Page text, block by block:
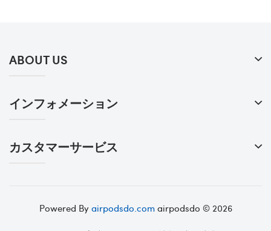
ABOUT US
インフォメーション
カスタマーサービス
Powered Byairpodsdo.comairpodsdo © 2026